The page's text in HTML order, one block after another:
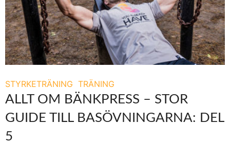
STYRKETRÄNING TRÄNING
ALLT OM BÄNKPRESS – STOR
GUIDE TILL BASÖVNINGARNA: DEL
5